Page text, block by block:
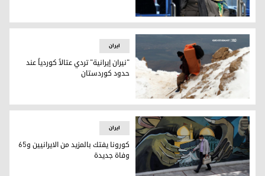
زيادة وفيات ايران بكورونا والاجمالي يصل الى 6277
"نيران إيرانية" تردي عتالاً كوردياً عند حدود كوردستان
ایران
"نيران إيرانية" تردي عتالاً كوردياً عند
حدود كوردستان
ایران
كورونا يفتك بالمزيد من الايرانيين و65
وفاة جديدة